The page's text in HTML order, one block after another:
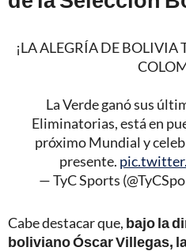
¡LA ALEGRÍA DE BOLIVIA
La Verde ganó sus
Eliminatorias, está en
próximo Mundial y
presente.
— TyC Sports
Cabe destacar que, bajo la
boliviano Óscar Villegas,